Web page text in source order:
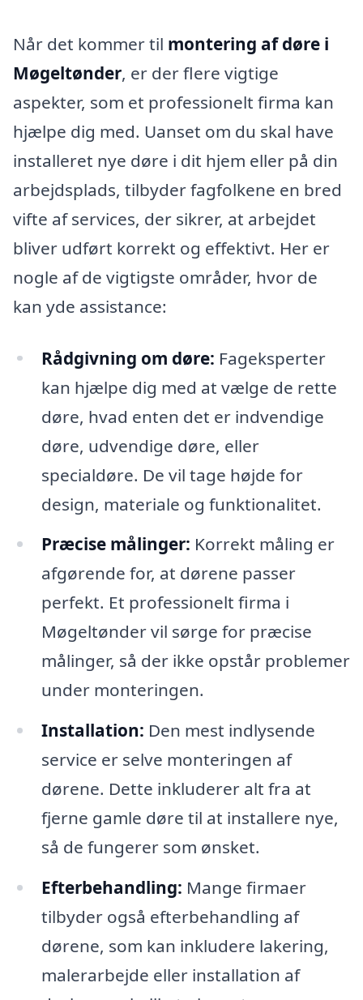
Når det kommer til montering af døre i
Møgeltønder, er der flere vigtige
aspekter, som et professionelt firma kan
hjælpe dig med. Uanset om du skal have
installeret nye døre i dit hjem eller på din
arbejdsplads, tilbyder fagfolkene en bred
vifte af services, der sikrer, at arbejdet
bliver udført korrekt og effektivt. Her er
nogle af de vigtigste områder, hvor de
kan yde assistance:
Rådgivning om døre: Fageksperter
kan hjælpe dig med at vælge de rette
døre, hvad enten det er indvendige
døre, udvendige døre, eller
specialdøre. De vil tage højde for
design, materiale og funktionalitet.
Præcise målinger: Korrekt måling er
afgørende for, at dørene passer
perfekt. Et professionelt firma i
Møgeltønder vil sørge for præcise
målinger, så der ikke opstår problemer
under monteringen.
Installation: Den mest indlysende
service er selve monteringen af
dørene. Dette inkluderer alt fra at
fjerne gamle døre til at installere nye,
så de fungerer som ønsket.
Efterbehandling: Mange firmaer
tilbyder også efterbehandling af
dørene, som kan inkludere lakering,
malerarbejde eller installation af